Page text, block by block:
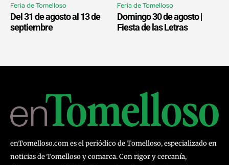
Feria de Tomelloso
Del 31 de agosto al 13 de
septiembre
Feria de Tomelloso
Domingo 30 de agosto |
Fiesta de las Letras
enTomelloso.com es el periódico de Tomelloso, especializado en
noticias de Tomelloso y comarca. Con rigor y cercanía,